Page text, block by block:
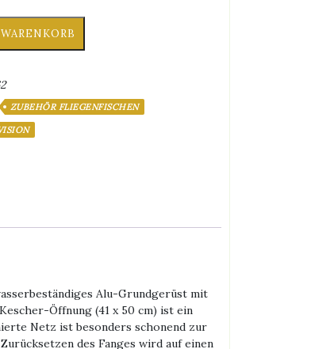
ZUBEHÖR FLIEGENFISCHEN
Alu-Grundgerüst mit
Öffnung (41 x 50 cm) ist ein
Netz ist besonders schonend zur
des Fanges wird auf einen